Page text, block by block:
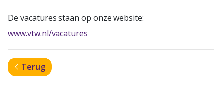
De vacatures staan op onze website:
www.vtw.nl/vacatures
Terug